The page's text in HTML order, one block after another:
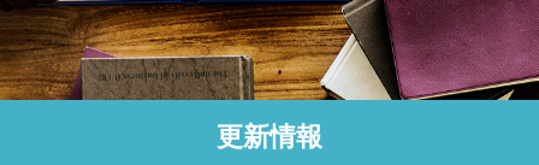
更新情報